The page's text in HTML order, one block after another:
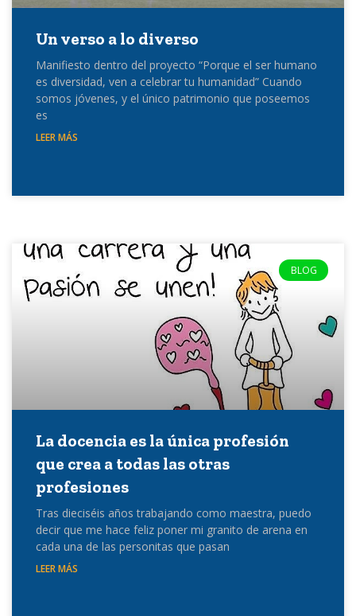
Un verso a lo diverso
Manifiesto dentro del proyecto “Porque el ser humano
es diversidad, ven a celebrar tu humanidad” Cuando
somos jóvenes, y el único patrimonio que poseemos
es
LEER MÁS
BLOG
La docencia es la única profesión
que crea a todas las otras
profesiones
Tras dieciséis años trabajando como maestra, puedo
decir que me hace feliz poner mi granito de arena en
cada una de las personitas que pasan
LEER MÁS